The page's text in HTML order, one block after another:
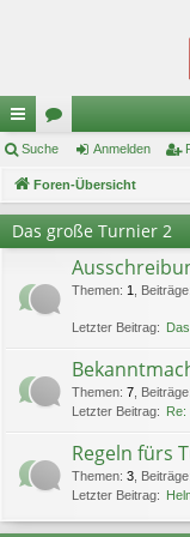
ch
ne
llz
riff
or
en
Suche Anmelden
Foren-Übersicht
Das große Turnier 2
Themen: 1 Beiträge
Letzter Beitrag:
Themen: 7 Beiträge
Letzter Beitrag: Re:
Regeln fürs
Themen: 3 Beiträge
Letzter Beitrag: